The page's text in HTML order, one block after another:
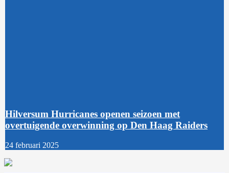
Hilversum Hurricanes openen seizoen met
overtuigende overwinning op Den Haag Raiders
24 februari 2025